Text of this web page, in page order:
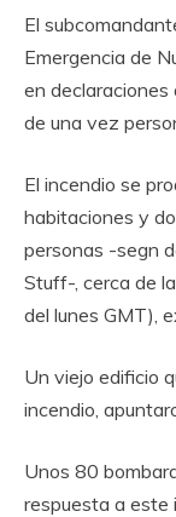
El
Emergencia de
en
de una vez
El incendio se
habitaciones y
personas -segn
Stuff-, cerca de
del lunes GMT),
Un viejo edificio
incendio,
Unos 80
respuesta a este